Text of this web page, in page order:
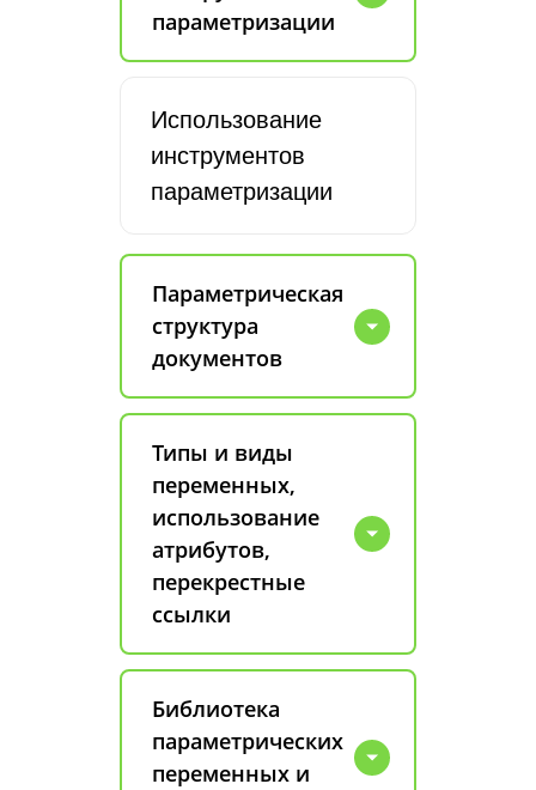
параметризации
Использование
инструментов
параметризации
Параметрическая
структура
документов
Типы и виды
переменных,
использование
атрибутов,
перекрестные
ссылки
Библиотека
параметрических
переменных и